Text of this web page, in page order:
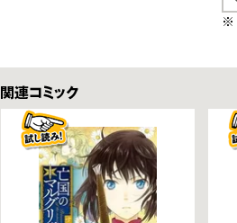
※
関連コミックス